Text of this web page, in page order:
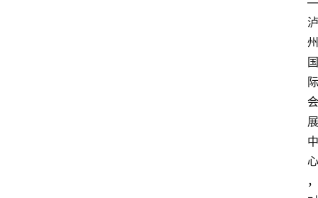
泸
州
国
际
会
展
中
心
，